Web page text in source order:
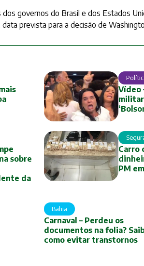
governos do Brasil e dos Estados
prevista para a decisão de
Vídeo
sobre
da
Carro
PM
Bahia
Carnaval – Perdeu os
documentos na folia?
como evitar transtornos